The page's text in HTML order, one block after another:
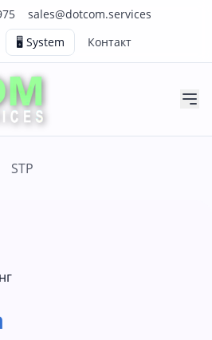
номер е 0888010975
sales@dotcom.services
е sales@dotcom.services
🖥️ System Контакт
STP